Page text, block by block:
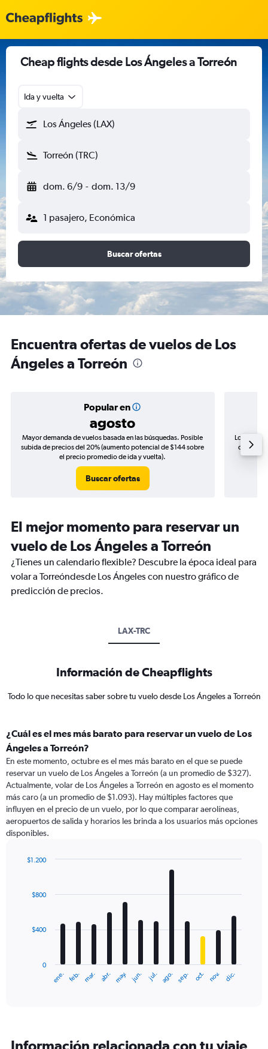
Cheap flights desde Los Ángeles a Torreón
Ida y vuelta
Los Ángeles (LAX)
Torreón (TRC)
dom. 6/9 - dom. 13/9
1 pasajero, Económica
Buscar ofertas
Encuentra ofertas de vuelos de Los
Ángeles a Torreón
Popular en
agosto
Mayor demanda de vuelos basada en las búsquedas. Posible
subida de precios del 20% (aumento potencial de $144 sobre
el precio promedio de ida y vuelta).
Buscar ofertas
Los
de
El mejor momento para reservar un
vuelo de Los Ángeles a Torreón
¿Tienes un calendario flexible? Descubre la época ideal para
volar a Torreóndesde Los Ángeles con nuestro gráfico de
predicción de precios.
LAX-TRC
Información de Cheapflights
Todo lo que necesitas saber sobre tu vuelo desde Los Ángeles a Torreón
¿Cuál es el mes más barato para reservar un vuelo de Los
Ángeles a Torreón?
En este momento, octubre es el mes más barato en el que se puede
reservar un vuelo de Los Ángeles a Torreón (a un promedio de $327).
Actualmente, volar de Los Ángeles a Torreón en agosto es el momento
más caro (a un promedio de $1.093). Hay múltiples factores que
influyen en el precio de un vuelo, por lo que comparar aerolíneas,
aeropuertos de salida y horarios les brinda a los usuarios más opciones
disponibles.
with
The
ene. feb. mar. abr. may. jun. jul. ago. sep. oct. nov. dic.
0
$400
$800
$1.200
Información relacionada con tu viaje